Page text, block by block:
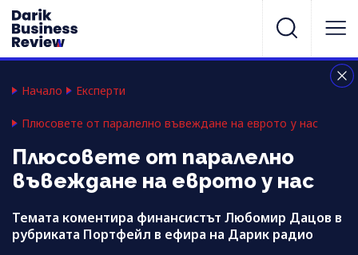
Начало Експерти
Плюсовете от паралелно въвеждане на еврото у нас
Плюсовете от паралелно
въвеждане на еврото у нас
Темата коментира финансистът Любомир Дацов в
рубриката Портфейл в ефира на Дарик радио